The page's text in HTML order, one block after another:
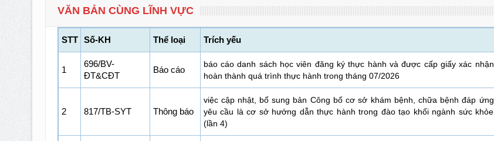
VĂN BẢN CÙNG LĨNH VỰC
STT Số-KH Thể loại Trích yếu
1
696/BV-
ĐT&CĐT
Báo cáo
báo cáo danh sách học viên đăng ký thực hành và được cấp giấy xác nhận
hoàn thành quá trình thực hành trong tháng 07/2026
2 817/TB-SYT Thông báo
việc cập nhật, bổ sung bản Công bố cơ sở khám bệnh, chữa bệnh đáp ứng
yêu cầu là cơ sở hướng dẫn thực hành trong đào tạo khối ngành sức khỏe
(lần 4)